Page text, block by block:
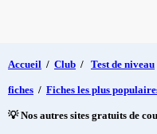
Accueil / Club / Test de niveau
fiches / Fiches les plus
💡 Nos autres sites gratuits de